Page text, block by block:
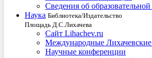
Сведения об
Наука Библиотека/Издательство
Площадь Д.С.Лихачева
Сайт Lihachev.ru
Международные
Научные конференции